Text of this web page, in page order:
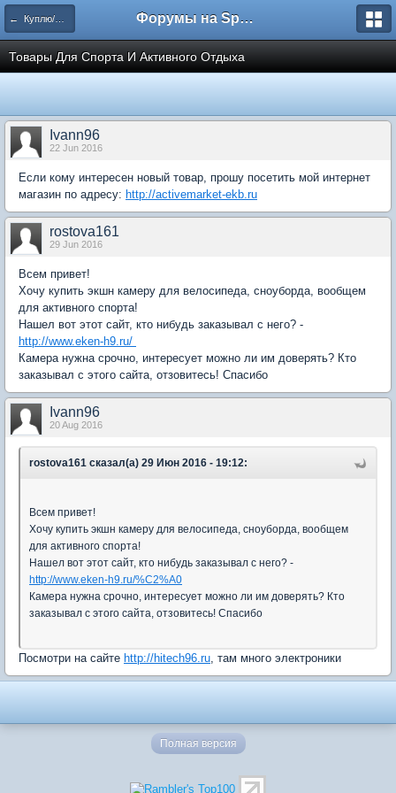
← Куплю/Продам Форумы на Sportbox.ru
Товары Для Спорта И Активного Отдыха
Ivann96
22 Jun 2016
Если кому интересен новый товар, прошу посетить мой интернет
магазин по адресу: http://activemarket-ekb.ru
rostova161
29 Jun 2016
Всем привет!
Хочу купить экшн камеру для велосипеда, сноуборда, вообщем
для активного спорта!
Нашел вот этот сайт, кто нибудь заказывал с него? -
http://www.eken-h9.ru/
Камера нужна срочно, интересует можно ли им доверять? Кто
заказывал с этого сайта, отзовитесь! Спасибо
Ivann96
20 Aug 2016
rostova161 сказал(а) 29 Июн 2016 - 19:12:
Всем привет!
Хочу купить экшн камеру для велосипеда, сноуборда, вообщем
для активного спорта!
Нашел вот этот сайт, кто нибудь заказывал с него? -
http://www.eken-h9.ru/%C2%A0
Камера нужна срочно, интересует можно ли им доверять? Кто
заказывал с этого сайта, отзовитесь! Спасибо
Посмотри на сайте http://hitech96.ru, там много электроники
Полная версия